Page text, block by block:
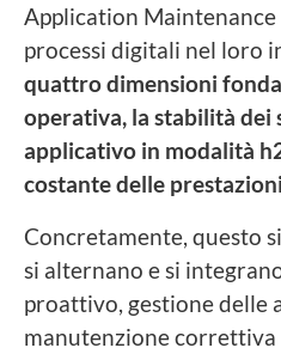
Application
processi digitali nel loro
quattro dimensioni
operativa, la stabilità dei
applicativo in modalità
costante delle
Concretamente, questo
si alternano e si
proattivo, gestione delle
manutenzione correttiva